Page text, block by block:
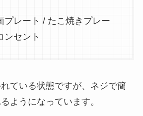
プレート / たこ焼きプレー
ンセント
ている状態ですが、ネジで簡
ようになっています。